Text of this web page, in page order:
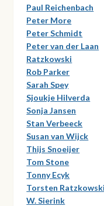
Paul Reichenbach
Peter More
Peter Schmidt
Peter van der Laan
Ratzkowski
Rob Parker
Sarah Spey
Sjoukje Hilverda
Sonja Jansen
Stan Verbeeck
Susan van Wijck
Thijs Snoeijer
Tom Stone
Tonny Ecyk
Torsten Ratzkowski
W. Sierink